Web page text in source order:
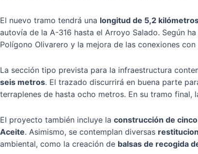
El nuevo tramo tendrá una longitud de 5,2
autovía de la A-316 hasta el Arroyo Salado. Según
Polígono Olivarero y la mejora de las conexiones
La sección tipo prevista para la infraestructura
seis metros. El trazado discurrirá en buena parte
terraplenes de hasta ocho metros. En su tramo final,
El proyecto también incluye la construcción de
Aceite. Asimismo, se contemplan diversas
ambiental, como la creación de balsas de recogida